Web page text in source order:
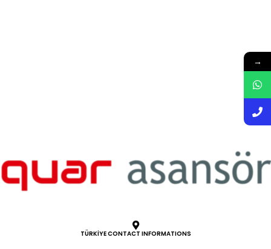
TÜRKİYE CONTACT INFORMATIONS
→